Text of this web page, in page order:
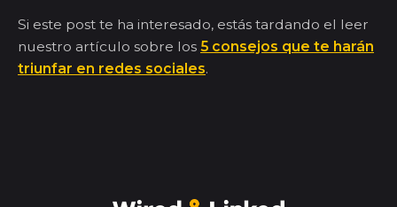
Si este post te ha interesado, estás tardando el leer
nuestro artículo sobre los 5 consejos que te harán
triunfar en redes sociales.